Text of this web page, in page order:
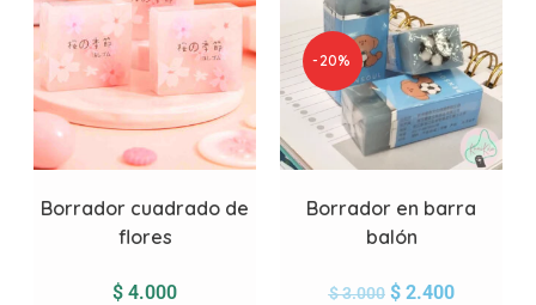
Borrador cuadrado de
flores
$ 4.000
-20%
Borrador en barra
balón
$3.000 $2.400